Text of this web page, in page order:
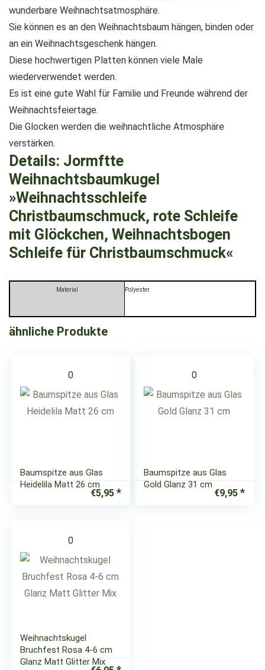
wunderbare Weihnachtsatmosphäre.
Sie können es an den Weihnachtsbaum hängen, binden oder
an ein Weihnachtsgeschenk hängen.
Diese hochwertigen Platten können viele Male
wiederverwendet werden.
Es ist eine gute Wahl für Familie und Freunde während der
Weihnachtsfeiertage.
Die Glocken werden die weihnachtliche Atmosphäre
verstärken.
Details: Jormftte
Weihnachtsbaumkugel
»Weihnachtsschleife
Christbaumschmuck, rote Schleife
mit Glöckchen, Weihnachtsbogen
Schleife für Christbaumschmuck«
Material Polyester
ähnliche Produkte
0
Baumspitze aus Glas
Heidelila Matt 26 cm
€5,95
0
Baumspitze aus Glas
Gold Glanz 31 cm
€9,95
0
Weihnachtskugel
Bruchfest Rosa 4-6 cm
Glanz Matt Glitter Mix